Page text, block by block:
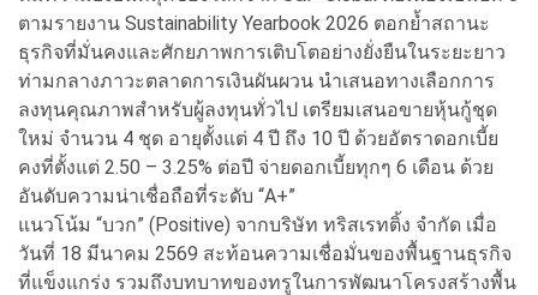
ตามรายงาน Sustainability Yearbook 2026 ตอกย้ำสถานะ
ธุรกิจที่มั่นคงและศักยภาพการเติบโตอย่างยั่งยืนในระยะยาว
ท่ามกลางภาวะตลาดการเงินผันผวน นำเสนอทางเลือกการ
ลงทุนคุณภาพสำหรับผู้ลงทุนทั่วไป เตรียมเสนอขายหุ้นกู้ชุด
ใหม่ จำนวน 4 ชุด อายุตั้งแต่ 4 ปี ถึง 10 ปี ด้วยอัตราดอกเบี้ย
คงที่ตั้งแต่ 2.50 – 3.25% ต่อปี จ่ายดอกเบี้ยทุกๆ 6 เดือน ด้วย
อันดับความน่าเชื่อถือที่ระดับ “A+”
แนวโน้ม “บวก” (Positive) จากบริษัท ทริสเรทติ้ง จำกัด เมื่อ
วันที่ 18 มีนาคม 2569 สะท้อนความเชื่อมั่นของพื้นฐานธุรกิจ
ที่แข็งแกร่ง รวมถึงบทบาทของทรูในการพัฒนาโครงสร้างพื้น